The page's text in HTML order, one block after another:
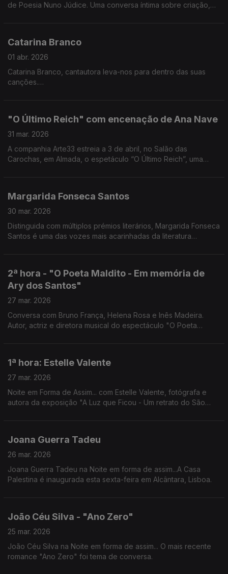
de Poesia Nuno Júdice. Uma conversa íntima sobre criação,
Catarina Branco
01 abr. 2026
Catarina Branco, cantautora leva-nos para dentro das suas
canções.
Um encontro onde cada verso respira e cada silêncio também
canta.
"O Último Reich" com encenação de Ana Nave
31 mar. 2026
A companhia Arte33 estreia a 3 de abril, no Salão das
Carochas, em Almada, o espetáculo “O Último Reich”, uma
Margarida Fonseca Santos
30 mar. 2026
Distinguida com múltiplos prémios literários, Margarida Fonseca
Santos é uma das vozes mais acarinhadas da literatura
2ª hora - "O Poeta Maldito - Em memória de
Ary dos Santos"
27 mar. 2026
Conversa com Bruno França, Helena Rosa e Inês Madeira.
Autor, actriz e diretora musical do espectáculo "O Poeta
1ª hora: Estelle Valente
27 mar. 2026
Noite em Forma de Assim... com Estelle Valente, fotógrafa e
autora da exposição "A Luz que Ficou - Um retrato do São
Joana Guerra Tadeu
26 mar. 2026
Joana Guerra Tadeu na Noite em forma de assim...A Casa
Palestina é inaugurada esta sexta-feira em Alcântara, Lisboa.
João Céu Silva - "Ano Zero"
25 mar. 2026
João Céu Silva na Noite em forma de assim... O mais recente
romance "Ano Zero" foi tema de conversa.